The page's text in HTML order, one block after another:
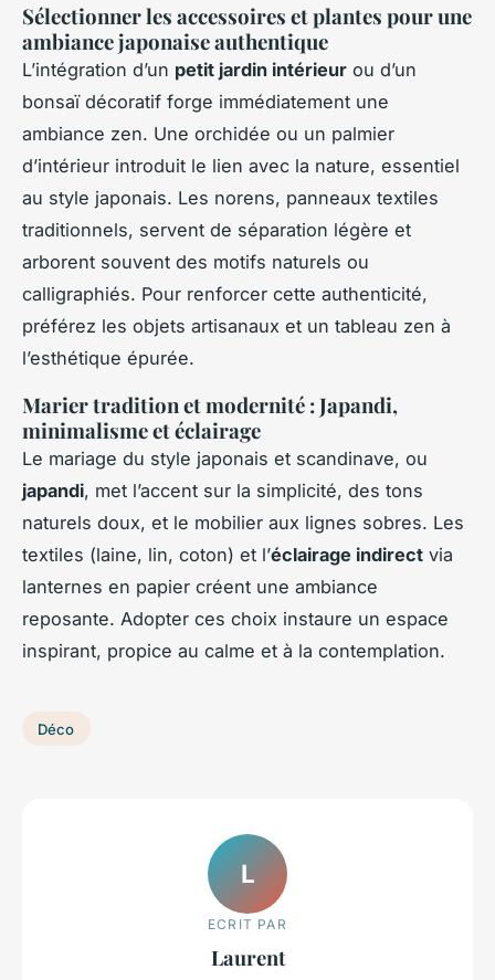
Sélectionner les accessoires et plantes pour une
ambiance japonaise authentique
L’intégration d’un petit jardin intérieur ou d’un
bonsaï décoratif forge immédiatement une
ambiance zen. Une orchidée ou un palmier
d’intérieur introduit le lien avec la nature, essentiel
au style japonais. Les norens, panneaux textiles
traditionnels, servent de séparation légère et
arborent souvent des motifs naturels ou
calligraphiés. Pour renforcer cette authenticité,
préférez les objets artisanaux et un tableau zen à
l’esthétique épurée.
Marier tradition et modernité : Japandi,
minimalisme et éclairage
Le mariage du style japonais et scandinave, ou
japandi, met l’accent sur la simplicité, des tons
naturels doux, et le mobilier aux lignes sobres. Les
textiles (laine, lin, coton) et l’éclairage indirect via
lanternes en papier créent une ambiance
reposante. Adopter ces choix instaure un espace
inspirant, propice au calme et à la contemplation.
Déco
L
ECRIT PAR
Laurent